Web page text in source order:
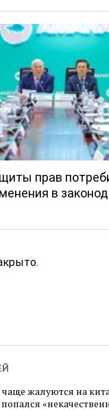
прав
в
чаще жалуются на
попался